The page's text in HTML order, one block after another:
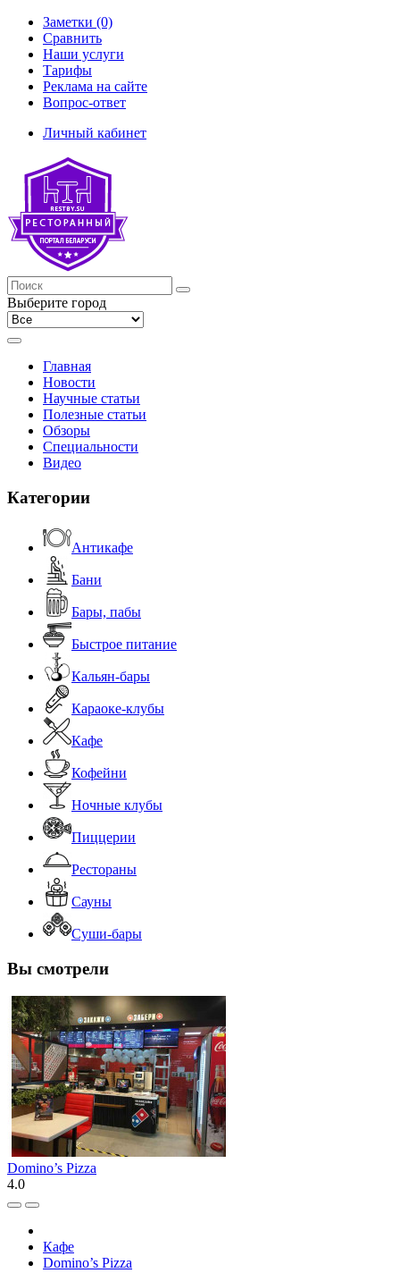
Заметки (0)
Сравнить
Наши услуги
Тарифы
Реклама на сайте
Вопрос-ответ
Личный кабинет
Выберите город
Главная
Новости
Научные статьи
Полезные статьи
Обзоры
Специальности
Видео
Категории
Антикафе
Бани
Бары, пабы
Быстрое питание
Кальян-бары
Караоке-клубы
Кафе
Кофейни
Ночные клубы
Пиццерии
Рестораны
Сауны
Суши-бары
Вы смотрели
Domino’s Pizza
4.0
Кафе
Domino’s Pizza